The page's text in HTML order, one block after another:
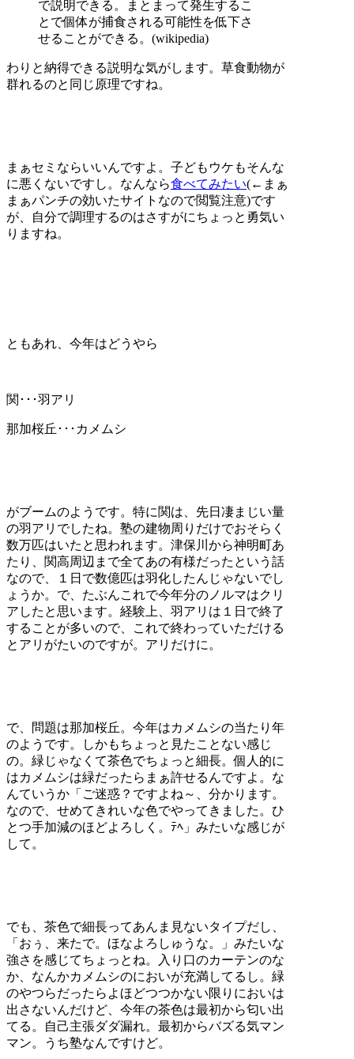
で説明できる。まとまって発生するこ
とで個体が捕食される可能性を低下さ
せることができる。(wikipedia)
わりと納得できる説明な気がします。草食動物が
群れるのと同じ原理ですね。
まぁセミならいいんですよ。子どもウケもそんな
に悪くないですし。なんなら食べてみたい(←まぁ
まぁパンチの効いたサイトなので閲覧注意)です
が、自分で調理するのはさすがにちょっと勇気い
りますね。
ともあれ、今年はどうやら
関･･･羽アリ
那加桜丘･･･カメムシ
がブームのようです。特に関は、先日凄まじい量
の羽アリでしたね。塾の建物周りだけでおそらく
数万匹はいたと思われます。津保川から神明町あ
たり、関高周辺まで全てあの有様だったという話
なので、１日で数億匹は羽化したんじゃないでし
ょうか。で、たぶんこれで今年分のノルマはクリ
アしたと思います。経験上、羽アリは１日で終了
することが多いので、これで終わっていただける
とアリがたいのですが。アリだけに。
で、問題は那加桜丘。今年はカメムシの当たり年
のようです。しかもちょっと見たことない感じ
の。緑じゃなくて茶色でちょっと細長。個人的に
はカメムシは緑だったらまぁ許せるんですよ。な
んていうか「ご迷惑？ですよね～、分かります。
なので、せめてきれいな色でやってきました。ひ
とつ手加減のほどよろしく。ﾃﾍ」みたいな感じが
して。
でも、茶色で細長ってあんま見ないタイプだし、
「おぅ、来たで。ほなよろしゅうな。」みたいな
強さを感じてちょっとね。入り口のカーテンのな
か、なんかカメムシのにおいが充満してるし。緑
のやつらだったらよほどつつかない限りにおいは
出さないんだけど、今年の茶色は最初から匂い出
てる。自己主張ダダ漏れ。最初からバズる気マン
マン。うち塾なんですけど。